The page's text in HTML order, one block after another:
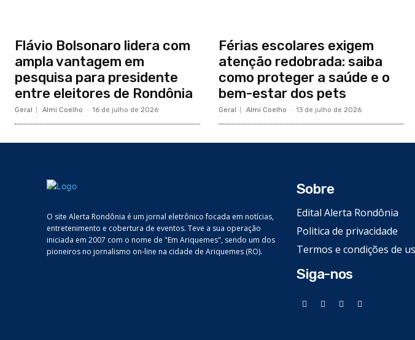
Flávio Bolsonaro lidera com
ampla vantagem em
pesquisa para presidente
entre eleitores de Rondônia
Geral Almi Coelho - 16 de julho de 2026
Férias escolares exigem
atenção redobrada: saiba
como proteger a saúde e o
bem-estar dos pets
Geral Almi Coelho - 13 de julho de 2026
O site Alerta Rondônia é um jornal eletrônico focada em notícias,
entretenimento e cobertura de eventos. Teve a sua operação
iniciada em 2007 com o nome de "Em Ariquemes", sendo um dos
pioneiros no jornalismo on-line na cidade de Ariquemes (RO).
Sobre
Edital Alerta Rondônia
Politica de privacidade
Termos e condições de
Siga-nos